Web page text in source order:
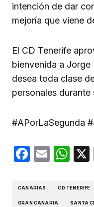
intención de dar
mejoría que viene
El CD Tenerife
bienvenida a
desea toda clase
personales durante
#APorLaSegunda
Email
CANARIAS CD TENERIFE
GRAN CANARIA SANTA